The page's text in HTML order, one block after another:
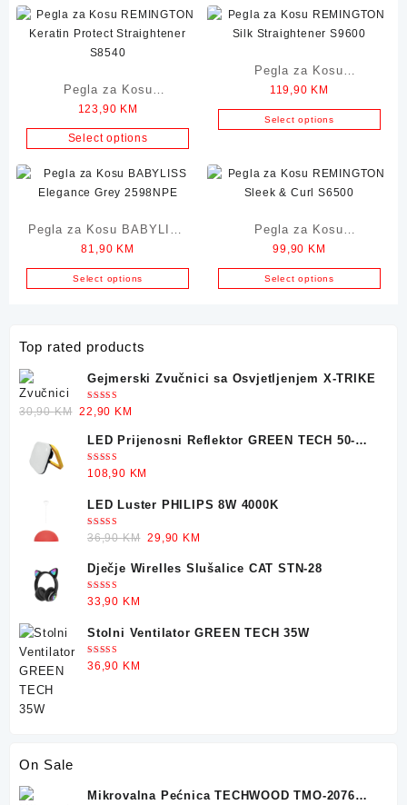
Pegla za Kosu
REMINGTON Keratin
Protect Straightener
123,90 KM
Select options
Pegla za Kosu
REMINGTON Silk
Straightener S9600
119,90 KM
Select options
Pegla za Kosu BABYLISS
Elegance Grey 2598NPE
81,90 KM
Select options
Pegla za Kosu
REMINGTON Sleek & Curl
S6500
99,90 KM
Select options
Top rated products
Gejmerski Zvučnici sa Osvjetljenjem X-TRIKE
Ocjenjeno
5.00 od 5
30,90KM Original
was:
30,90 KM.
22,90 KM
is:
22,90 KM.
LED Prijenosni Reflektor GREEN TECH 50-
25W
Ocjenjeno
5.00od 5
108,90 KM
LED Luster PHILIPS 8W 4000K
Ocjenjeno
5.00od 5
36,90KM Original
was:
29,90 KM
is:
Dječje Wirelles Slušalice CAT STN-28
Ocjenjeno
5.00od 5
33,90 KM
Stolni Ventilator GREEN TECH 35W
Ocjenjeno
5.00od 5
36,90 KM
On Sale
Mikrovalna Pećnica TECHWOOD TMO-2076